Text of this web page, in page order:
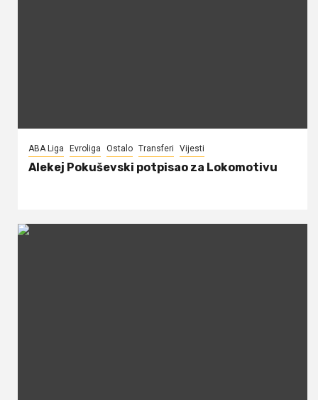
ABA Liga Evroliga Ostalo Transferi Vijesti
Alekej Pokuševski potpisao za Lokomotivu